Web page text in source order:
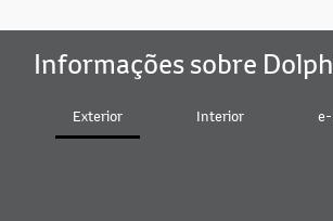
Informações sobre
Exterior Interior